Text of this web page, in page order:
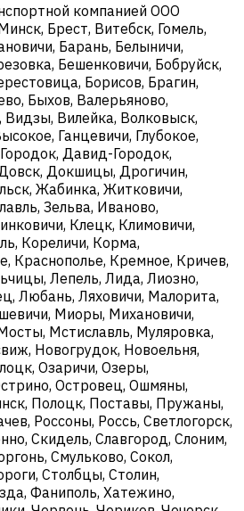
компанией ООО
Брест, Витебск, Гомель,
Барань, Белыничи,
Бешенковичи, Бобруйск,
Борисов, Брагин,
Быхов, Валерьяново,
Видзы, Вилейка, Волковыск,
Ганцевичи, Глубокое,
Городок, Давид-Городок,
Докшицы, Дрогичин,
Жабинка, Житковичи,
Зельва, Иваново,
Клецк, Климовичи,
Кореличи, Корма,
Краснополье, Кремное, Кричев,
Лепель, Лида, Лиозно,
Любань, Ляховичи, Малорита,
Миоры, Михановичи,
Мстиславль, Муляровка,
Новогрудок, Новоельня,
Озаричи, Озеры,
Островец, Ошмяны,
Полоцк, Поставы, Пружаны,
Россоны, Россь, Светлогорск,
Скидель, Славгород, Слоним,
Смульково, Сокол,
Столбцы, Столин,
Фаниполь, Хатежино,